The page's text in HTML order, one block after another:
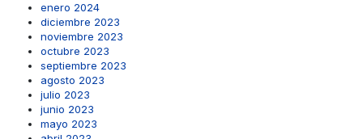
enero 2024
diciembre 2023
noviembre 2023
octubre 2023
septiembre 2023
agosto 2023
julio 2023
junio 2023
mayo 2023